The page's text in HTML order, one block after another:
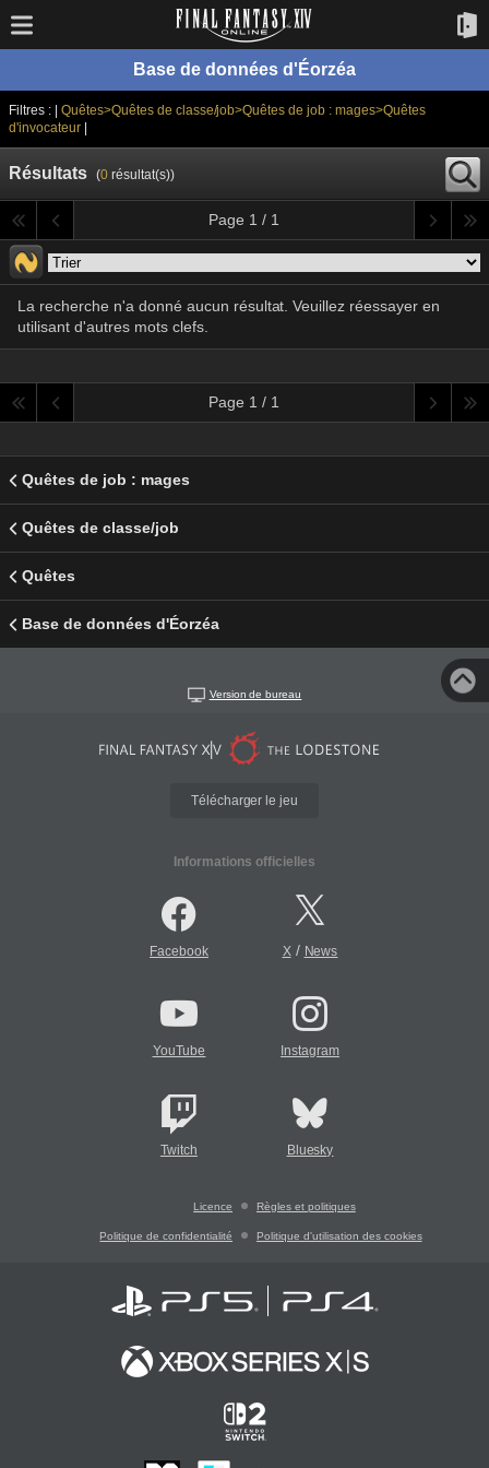
Base de données d'Éorzéa
Filtres : | Quêtes>Quêtes de classe/job>Quêtes de job : mages>Quêtes
d'invocateur|
Résultats (0résultat(s))
Page 1 / 1
La recherche n'a donné aucun résultat. Veuillez réessayer en
utilisant d'autres mots clefs.
Page 1 / 1
Quêtes de job : mages
Quêtes de classe/job
Quêtes
Base de données d'Éorzéa
Version de bureau
Télécharger le jeu
Informations officielles
Facebook X/ News
YouTube Instagram
Twitch Bluesky
Licence Règles et politiques
Politique de confidentialité Politique d'utilisation des cookies